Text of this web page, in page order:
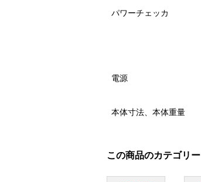
パワーチェッカ
電源
本体寸法、本体重量
この商品のカテゴリー